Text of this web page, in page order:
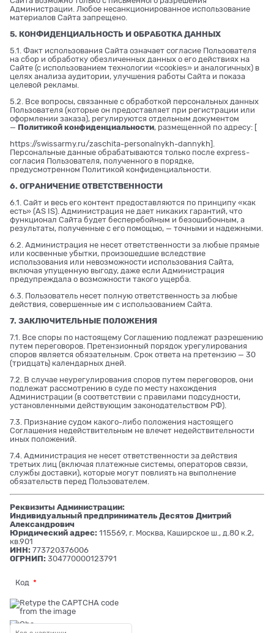
Администрации. Любое несанкционированное использование
материалов Сайта запрещено.
5. КОНФИДЕНЦИАЛЬНОСТЬ И ОБРАБОТКА ДАННЫХ
5.1. Факт использования Сайта означает согласие Пользователя
на сбор и обработку обезличенных данных о его действиях на
Сайте (с использованием технологии «cookies» и аналогичных) в
целях анализа аудитории, улучшения работы Сайта и показа
целевой рекламы.
5.2. Все вопросы, связанные с обработкой персональных данных
Пользователя (которые он предоставляет при регистрации или
оформлении заказа), регулируются отдельным документом
— Политикой конфиденциальности, размещенной по адресу: [
https://swissarmy.ru/zaschita-personalnykh-dannykh].
Персональные данные обрабатываются только после express-
согласия Пользователя, полученного в порядке,
предусмотренном Политикой конфиденциальности.
6. ОГРАНИЧЕНИЕ ОТВЕТСТВЕННОСТИ
6.1. Сайт и весь его контент предоставляются по принципу «как
есть» (AS IS). Администрация не дает никаких гарантий, что
функционал Сайта будет бесперебойным и безошибочным, а
результаты, полученные с его помощью, — точными и надежными.
6.2. Администрация не несет ответственности за любые прямые
или косвенные убытки, произошедшие вследствие
использования или невозможности использования Сайта,
включая упущенную выгоду, даже если Администрация
предупреждала о возможности такого ущерба.
6.3. Пользователь несет полную ответственность за любые
действия, совершенные им с использованием Сайта.
7. ЗАКЛЮЧИТЕЛЬНЫЕ ПОЛОЖЕНИЯ
7.1. Все споры по настоящему Соглашению подлежат разрешению
путем переговоров. Претензионный порядок урегулирования
споров является обязательным. Срок ответа на претензию — 30
(тридцать) календарных дней.
7.2. В случае неурегулирования споров путем переговоров, они
подлежат рассмотрению в суде по месту нахождения
Администрации (в соответствии с правилами подсудности,
установленными действующим законодательством РФ).
7.3. Признание судом какого-либо положения настоящего
Соглашения недействительным не влечет недействительности
иных положений.
7.4. Администрация не несет ответственности за действия
третьих лиц (включая платежные системы, операторов связи,
службы доставки), которые могут повлиять на выполнение
обязательств перед Пользователем.
Реквизиты Администрации:
Индивидуальный предприниматель Десятов Дмитрий
Александрович
Юридический адрес: 115569, г. Москва, Каширское ш., д.80 к.2,
кв.901
ИНН: 773720376006
ОГРНИП: 304770000123791
Код